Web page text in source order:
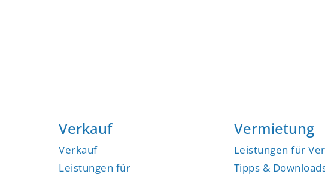
Verkauf
Verkauf
Leistungen für
Vermietung
Leistungen für
Tipps &